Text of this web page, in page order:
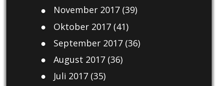
November 2017(39)
Oktober 2017(41)
September 2017(36)
August 2017(36)
Juli 2017(35)